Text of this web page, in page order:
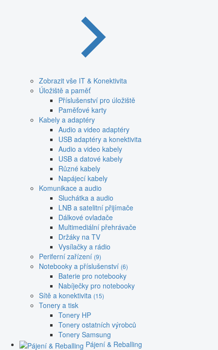
Zobrazit vše IT & Konektivita
Úložiště a paměť
Příslušenství pro úložiště
Paměťové karty
Kabely a adaptéry
Audio a video adaptéry
USB adaptéry a konektivita
Audio a video kabely
USB a datové kabely
Různé kabely
Napájecí kabely
Komunikace a audio
Sluchátka a audio
LNB a satelitní přijímače
Dálkové ovladače
Multimediální přehrávače
Držáky na TV
Vysílačky a rádio
Periferní zařízení (9)
Notebooky a příslušenství (6)
Baterie pro notebooky
Nabíječky pro notebooky
Sítě a konektivita (15)
Tonery a tisk
Tonery HP
Tonery ostatních výrobců
Tonery Samsung
Pájení & Reballing